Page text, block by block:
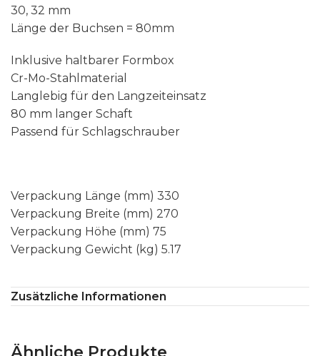
30, 32 mm
Länge der Buchsen = 80mm
Inklusive haltbarer Formbox
Cr-Mo-Stahlmaterial
Langlebig für den Langzeiteinsatz
80 mm langer Schaft
Passend für Schlagschrauber
Verpackung Länge (mm) 330
Verpackung Breite (mm) 270
Verpackung Höhe (mm) 75
Verpackung Gewicht (kg) 5.17
Zusätzliche Informationen
Ähnliche Produkte